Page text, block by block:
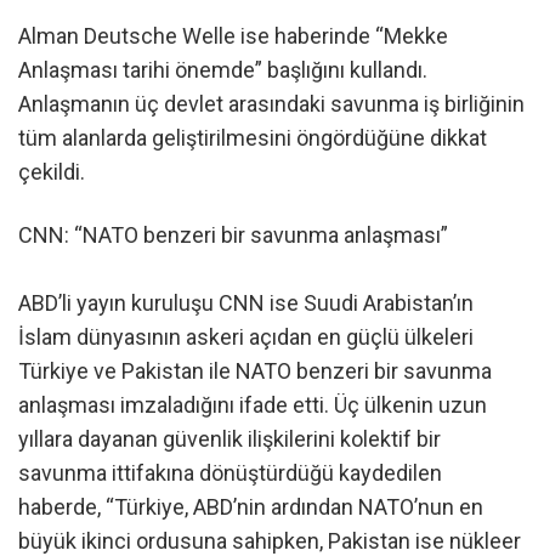
Alman Deutsche Welle ise haberinde “Mekke
Anlaşması tarihi önemde” başlığını kullandı.
Anlaşmanın üç devlet arasındaki savunma iş birliğinin
tüm alanlarda geliştirilmesini öngördüğüne dikkat
çekildi.
CNN: “NATO benzeri bir savunma anlaşması”
ABD’li yayın kuruluşu CNN ise Suudi Arabistan’ın
İslam dünyasının askeri açıdan en güçlü ülkeleri
Türkiye ve Pakistan ile NATO benzeri bir savunma
anlaşması imzaladığını ifade etti. Üç ülkenin uzun
yıllara dayanan güvenlik ilişkilerini kolektif bir
savunma ittifakına dönüştürdüğü kaydedilen
haberde, “Türkiye, ABD’nin ardından NATO’nun en
büyük ikinci ordusuna sahipken, Pakistan ise nükleer